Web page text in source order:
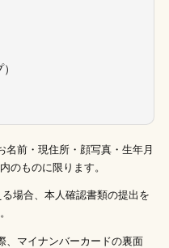
前・現住所・顔写真・生年月
のものに限ります。
場合、本人確認書類の提出を
、マイナンバーカードの裏面